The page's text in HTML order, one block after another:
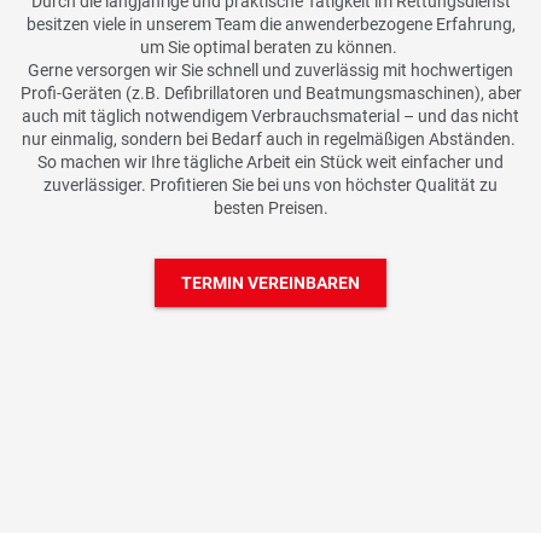
besitzen viele in unserem Team die anwenderbezogene Erfahrung,
um Sie optimal beraten zu können.
Gerne versorgen wir Sie schnell und zuverlässig mit hochwertigen
Profi-Geräten (z.B. Defibrillatoren und Beatmungsmaschinen), aber
auch mit täglich notwendigem Verbrauchsmaterial – und das nicht
nur einmalig, sondern bei Bedarf auch in regelmäßigen Abständen.
So machen wir Ihre tägliche Arbeit ein Stück weit einfacher und
zuverlässiger. Profitieren Sie bei uns von höchster Qualität zu
besten Preisen.
TERMIN VEREINBAREN